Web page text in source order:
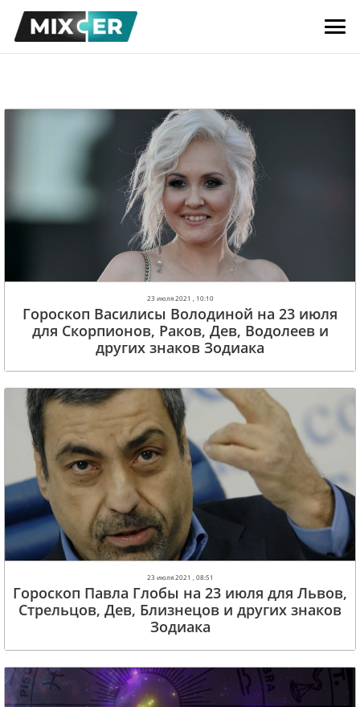
23 июля 2021 , 10:10
Гороскоп Василисы Володиной на 23 июля
для Скорпионов, Раков, Дев, Водолеев и
других знаков Зодиака
23 июля 2021 , 08:51
Гороскоп Павла Глобы на 23 июля для Львов,
Стрельцов, Дев, Близнецов и других знаков
Зодиака